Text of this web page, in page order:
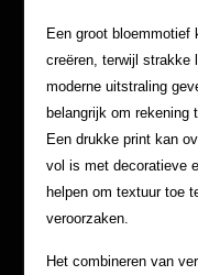
Een groot bloemmotief
creëren, terwijl strakke
moderne uitstraling
belangrijk om rekening
Een drukke print kan
vol is met decoratieve
helpen om textuur toe
veroorzaken.
Het combineren van